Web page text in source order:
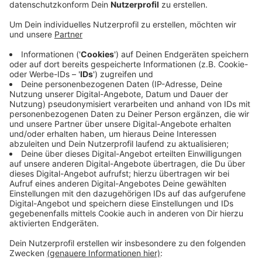
Freitag, 28.05.2021 14:57
Dementsprechend steigen auch die Preise für
Urlaubsreisen. Beliebte Reiseziele sind derzeit Länder
und Gebiete mit weniger strengen
Einreisebestimmungen, heißt es weiter. Dazu zählen
unter anderem die Balearen oder Griechenland. Auch
innerhalb von Deutschland wird viel gebucht.
Besonders gefragt sind pauschale Angebote. Im Fall
einer Reisewarnung ist es möglich, kostenlos von einer
Pauschalreise zurückzutreten.
Anzeige